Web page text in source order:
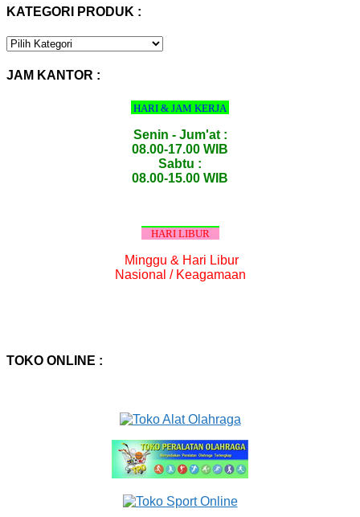
KATEGORI PRODUK :
KATEGORI
JAM KANTOR :
HARI & JAM KERJA
Senin - Jum'at :
08.00-17.00 WIB
Sabtu :
08.00-15.00 WIB
HARI LIBUR
Minggu & Hari Libur
Nasional / Keagamaan
TOKO ONLINE :